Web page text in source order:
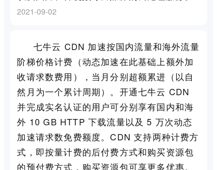
2021-09-02
七牛云 CDN 加速按国内流量和海外流量
阶梯价格计费（动态加速在此基础上额外加
收请求数费用），当月分别超额累进（以自
然月为一个累计周期）。开通七牛云 CDN
并完成实名认证的用户可分别享有国内和海
外 10 GB HTTP 下载流量以及 5 万次动态
加速请求数免费额度。CDN 支持两种计费方
式，即按量计费的后付费方式和购买资源包
的预付费方式，购买资源包可享更多优惠。